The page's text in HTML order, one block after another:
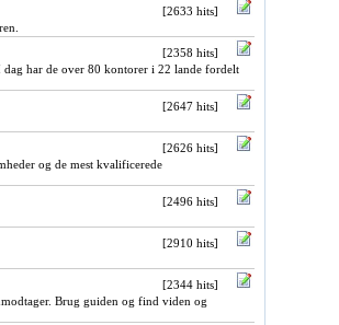
[2633 hits]
[2358 hits]
har de over 80 kontorer i 22 lande fordelt
[2647 hits]
[2626 hits]
og de mest kvalificerede
[2496 hits]
[2910 hits]
[2344 hits]
Brug guiden og find viden og